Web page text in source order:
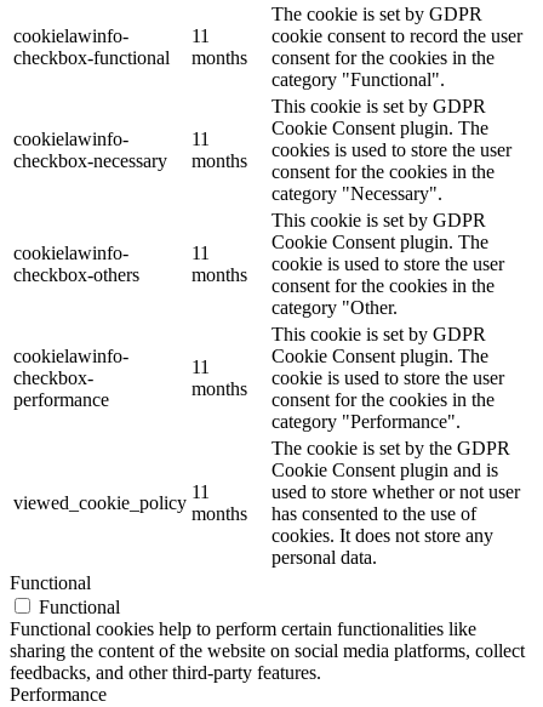
cookielawinfo-
checkbox-functional
11
months
The cookie is set by GDPR
cookie consent to record the user
consent for the cookies in the
category "Functional".
cookielawinfo-
checkbox-necessary
11
months
This cookie is set by GDPR
Cookie Consent plugin. The
cookies is used to store the user
consent for the cookies in the
category "Necessary".
cookielawinfo-
checkbox-others
11
months
This cookie is set by GDPR
Cookie Consent plugin. The
cookie is used to store the user
consent for the cookies in the
category "Other.
cookielawinfo-
checkbox-
performance
11
months
This cookie is set by GDPR
Cookie Consent plugin. The
cookie is used to store the user
consent for the cookies in the
category "Performance".
viewed_cookie_policy
11
months
The cookie is set by the GDPR
Cookie Consent plugin and is
used to store whether or not user
has consented to the use of
cookies. It does not store any
personal data.
Functional
Functional
Functional cookies help to perform certain functionalities like
sharing the content of the website on social media platforms, collect
feedbacks, and other third-party features.
Performance